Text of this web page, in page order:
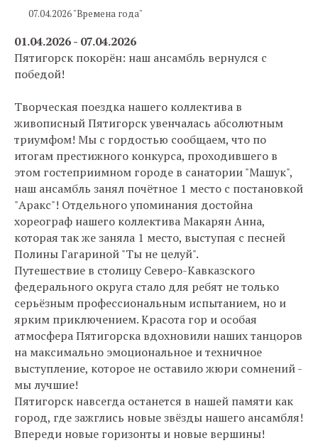
07.04.2026 "Времена года"
01.04.2026 - 07.04.2026
Пятигорск покорён: наш ансамбль вернулся с
победой!
Творческая поездка нашего коллектива в
живописный Пятигорск увенчалась абсолютным
триумфом! Мы с гордостью сообщаем, что по
итогам престижного конкурса, проходившего в
этом гостеприимном городе в санатории "Машук",
наш ансамбль занял почётное 1 место с постановкой
"Аракс"! Отдельного упоминания достойна
хореограф нашего коллектива Макарян Анна,
которая так же заняла 1 место, выступая с песней
Полины Гагариной "Ты не целуй".
Путешествие в столицу Северо-Кавказского
федерального округа стало для ребят не только
серьёзным профессиональным испытанием, но и
ярким приключением. Красота гор и особая
атмосфера Пятигорска вдохновили наших танцоров
на максимально эмоциональное и техничное
выступление, которое не оставило жюри сомнений -
мы лучшие!
Пятигорск навсегда останется в нашей памяти как
город, где зажглись новые звёзды нашего ансамбля!
Впереди новые горизонты и новые вершины!